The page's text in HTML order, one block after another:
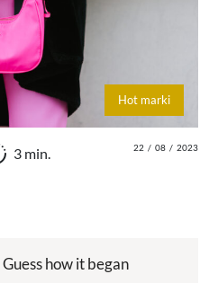
Hot marki
3 min. 22 / 08 / 2023
how it began